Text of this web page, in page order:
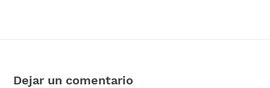
Dejar un comentario